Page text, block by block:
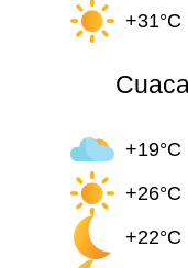
+31°C
+19°C
+26°C
+22°C